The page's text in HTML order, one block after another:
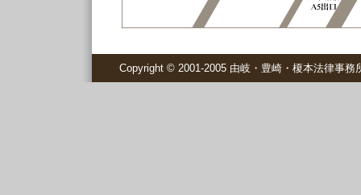
Copyright © 2001-2005 由岐・豊崎・榎本法律事